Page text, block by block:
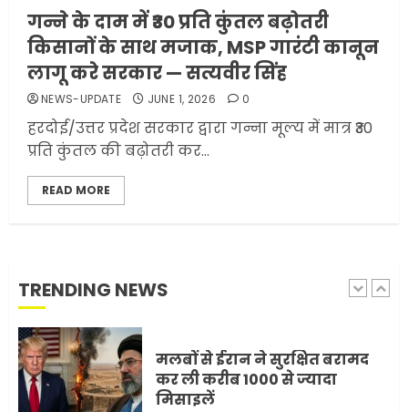
गन्ने के दाम में ₹30 प्रति कुंतल बढ़ोतरी
किसानों के साथ मजाक, MSP गारंटी कानून
लागू करे सरकार — सत्यवीर सिंह
NEWS-UPDATE JUNE 1, 2026 0
हरदोई/उत्तर प्रदेश सरकार द्वारा गन्ना मूल्य में मात्र ₹30
प्रति कुंतल की बढ़ोतरी कर...
READ MORE
TRENDING NEWS
4
5
भारत-अमेरिका व्यापार समझौता
ट्रंप ने किया एलान
FEBRUARY 3, 2026 0
1
मलबों से ईरान ने सुरक्षित बरामद
कर ली करीब 1000 से ज्यादा
मिसाइलें